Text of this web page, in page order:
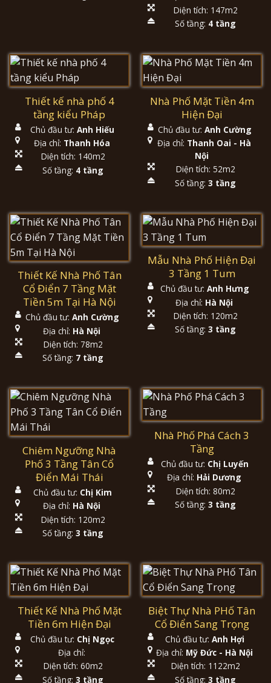
Diện tích: 147m2
Số tầng: 4 tầng
Thiết kế nhà phố 4
tầng kiểu Pháp
Chủ đầu tư: Anh Hiếu
Địa chỉ: Thanh Hóa
Diện tích: 140m2
Số tầng: 4 tầng
Nhà Phố Mặt Tiền 4m
Hiện Đại
Chủ đầu tư: Anh Cường
Địa chỉ: Thanh Oai - Hà
Nội
Diện tích: 52m2
Số tầng: 3 tầng
Thiết Kế Nhà Phố Tân
Cổ Điển 7 Tầng Mặt
Tiền 5m Tại Hà Nội
Chủ đầu tư: Anh Cường
Địa chỉ: Hà Nội
Diện tích: 78m2
Số tầng: 7 tầng
Mẫu Nhà Phố Hiện Đại
3 Tầng 1 Tum
Chủ đầu tư: Anh Hưng
Địa chỉ: Hà Nội
Diện tích: 120m2
Số tầng: 3 tầng
Chiêm Ngưỡng Nhà
Phố 3 Tầng Tân Cổ
Điển Mái Thái
Chủ đầu tư: Chị Kim
Địa chỉ: Hà Nội
Diện tích: 120m2
Số tầng: 3 tầng
Nhà Phố Phá Cách 3
Tầng
Chủ đầu tư: Chị Luyến
Địa chỉ: Hải Dương
Diện tích: 80m2
Số tầng: 3 tầng
Thiết Kế Nhà Phố Mặt
Tiền 6m Hiện Đại
Chủ đầu tư: Chị Ngọc
Địa chỉ:
Diện tích: 60m2
Số tầng: 3 tầng
Biệt Thự Nhà PHố Tân
Cổ Điển Sang Trọng
Chủ đầu tư: Anh Hợi
Địa chỉ: Mỹ Đức - Hà Nội
Diện tích: 1122m2
Số tầng: 3 tầng